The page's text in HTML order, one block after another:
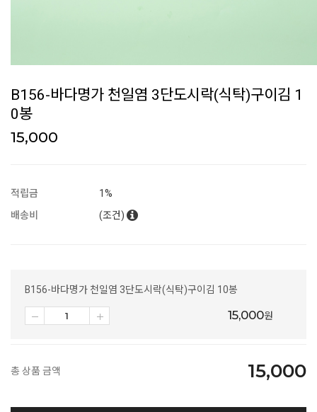
B156-바다명가 천일염 3단도시락(식탁)구이김 1
0봉
15,000
적립금
1%
배송비
(조건)
B156-바다명가 천일염 3단도시락(식탁)구이김 10봉
15,000원
총 상품 금액 15,000